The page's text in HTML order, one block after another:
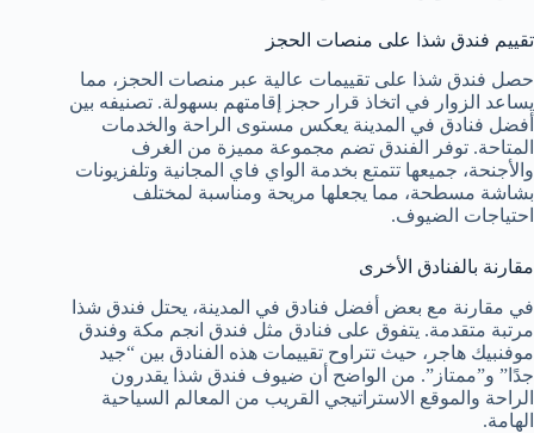
تقييم فندق شذا على منصات الحجز
حصل فندق شذا على تقييمات عالية عبر منصات الحجز، مما
يساعد الزوار في اتخاذ قرار حجز إقامتهم بسهولة. تصنيفه بين
أفضل فنادق في المدينة يعكس مستوى الراحة والخدمات
المتاحة. توفر الفندق تضم مجموعة مميزة من الغرف
والأجنحة، جميعها تتمتع بخدمة الواي فاي المجانية وتلفزيونات
بشاشة مسطحة، مما يجعلها مريحة ومناسبة لمختلف
احتياجات الضيوف.
مقارنة بالفنادق الأخرى
في مقارنة مع بعض أفضل فنادق في المدينة، يحتل فندق شذا
مرتبة متقدمة. يتفوق على فنادق مثل فندق انجم مكة وفندق
موفنبيك هاجر، حيث تتراوح تقييمات هذه الفنادق بين “جيد
جدًا” و”ممتاز”. من الواضح أن ضيوف فندق شذا يقدرون
الراحة والموقع الاستراتيجي القريب من المعالم السياحية
الهامة.